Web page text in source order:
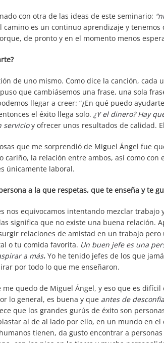
con otra de las ideas de este seminario:
camino es un continuo aprendizaje y
de pronto y en el momento menos
de uno mismo. Como dice la canción,
que cambiásemos una frase, una sola
llegar a creer: “¿En qué puedo
el éxito llega solo. ¿Y el dinero? Hay
servicioy ofrecer unos resultados de calidad.
que me sorprendió de Miguel Ángel fue
cariño, la relación entre ambos, así como con
únicamente laboral.
a la que respetas, que te enseña y te
nos equivocamos intentando mezclar
significa que no existe una buena relación.
relaciones de amistad en un trabajo
o tu comida favorita. Un buen jefe es una
a más. Yo he tenido jefes de los que
por todo lo que me enseñaron.
me quedo de Miguel Ángel, y eso que es
lo general, es buena y que antes de
que los grandes gurús de éxito son
al de al lado por ello, en un mundo en
tienen, da gusto encontrar a